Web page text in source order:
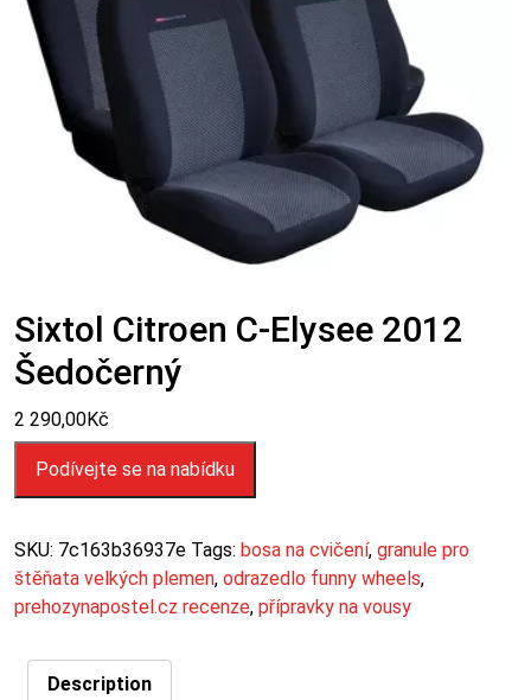
Sixtol Citroen C-Elysee 2012
Šedočerný
2 290,00Kč
Podívejte se na nabídku
SKU: 7c163b36937e Tags: bosa na cvičení, granule pro
štěňata velkých plemen, odrazedlo funny wheels,
prehozynapostel.cz recenze, přípravky na vousy
Description